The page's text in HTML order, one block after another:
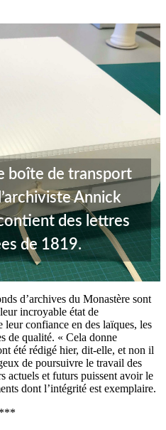
boîte de transport
Annick
des lettres
de 1819.
d’archives du Monastère sont
incroyable état de
confiance en des laïques, les
de qualité. « Cela donne
été rédigé hier, dit-elle, et non il
de poursuivre le travail des
actuels et futurs puissent avoir le
dont l’intégrité est exemplaire.
***